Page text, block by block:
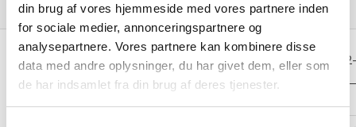
din brug af vores hjemmeside med vores partnere inden
for sociale medier, annonceringspartnere og
analysepartnere. Vores partnere kan kombinere disse
data med andre oplysninger, du har givet dem, eller som
de har indsamlet fra din brug af deres tjenester.
assignment Regnskaber
Resultat i 1000
DKK
2025-06 2024-06 2023-06